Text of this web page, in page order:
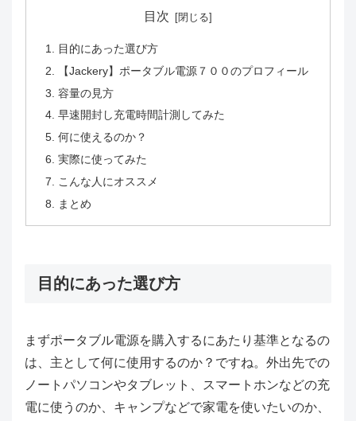
目次
目的にあった選び方
【Jackery】ポータブル電源７００のプロフィール
容量の見方
早速開封し充電時間計測してみた
何に使えるのか？
実際に使ってみた
こんな人にオススメ
まとめ
目的にあった選び方
まずポータブル電源を購入するにあたり基準となるの
は、主として何に使用するのか？ですね。外出先での
ノートパソコンやタブレット、スマートホンなどの充
電に使うのか、キャンプなどで家電を使いたいのか、